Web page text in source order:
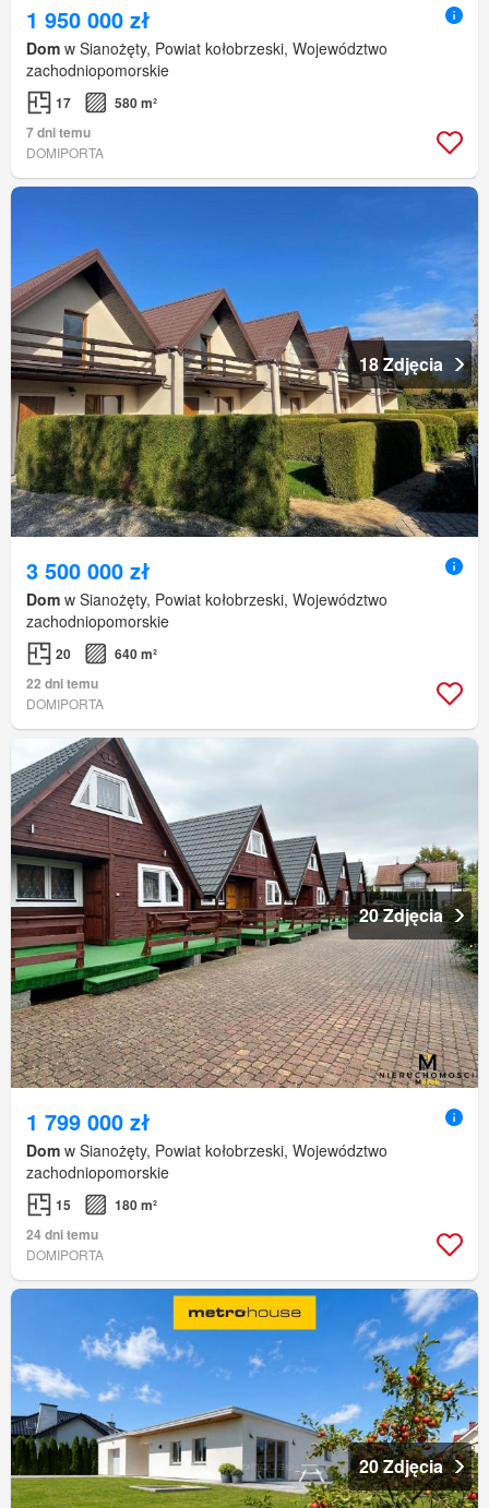
1 950 000 zł
Dom w Sianożęty, Powiat kołobrzeski, Województwo
zachodniopomorskie
17
580 m²
7 dni temu
DOMIPORTA
18 Zdjęcia
3 500 000 zł
Dom w Sianożęty, Powiat kołobrzeski, Województwo
zachodniopomorskie
20
640 m²
22 dni temu
DOMIPORTA
20 Zdjęcia
1 799 000 zł
Dom w Sianożęty, Powiat kołobrzeski, Województwo
zachodniopomorskie
15
180 m²
24 dni temu
DOMIPORTA
20 Zdjęcia